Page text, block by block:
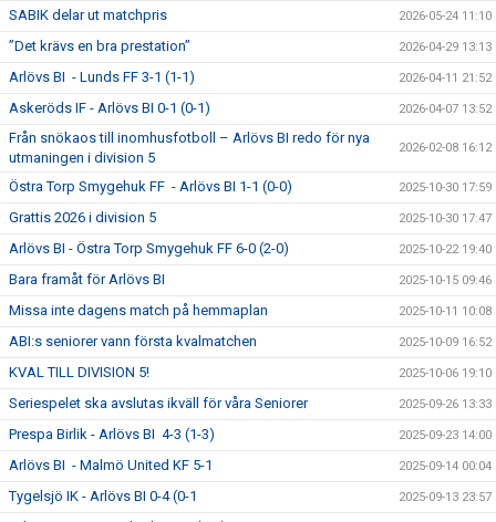
SABIK delar ut matchpris 2026-05-24 11:10
”Det krävs en bra prestation” 2026-04-29 13:13
Arlövs BI - Lunds FF 3-1 (1-1) 2026-04-11 21:52
Askeröds IF - Arlövs BI 0-1 (0-1) 2026-04-07 13:52
Från snökaos till inomhusfotboll – Arlövs BI redo för nya
utmaningen i division 5
2026-02-08 16:12
Östra Torp Smygehuk FF - Arlövs BI 1-1 (0-0) 2025-10-30 17:59
Grattis 2026 i division 5 2025-10-30 17:47
Arlövs BI - Östra Torp Smygehuk FF 6-0 (2-0) 2025-10-22 19:40
Bara framåt för Arlövs BI 2025-10-15 09:46
Missa inte dagens match på hemmaplan 2025-10-11 10:08
ABI:s seniorer vann första kvalmatchen 2025-10-09 16:52
KVAL TILL DIVISION 5! 2025-10-06 19:10
Seriespelet ska avslutas ikväll för våra Seniorer 2025-09-26 13:33
Prespa Birlik - Arlövs BI 4-3 (1-3) 2025-09-23 14:00
Arlövs BI - Malmö United KF 5-1 2025-09-14 00:04
Tygelsjö IK - Arlövs BI 0-4 (0-1 2025-09-13 23:57